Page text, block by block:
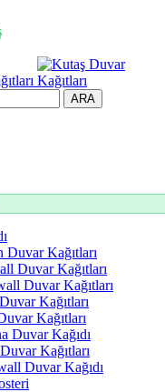
ARA
Duvar Kağıtları
Duvar Kağıtları
Duvar Kağıtları
Kağıtları
Kağıtları
Duvar Kağıdı
Kağıtları
Duvar Kağıdı